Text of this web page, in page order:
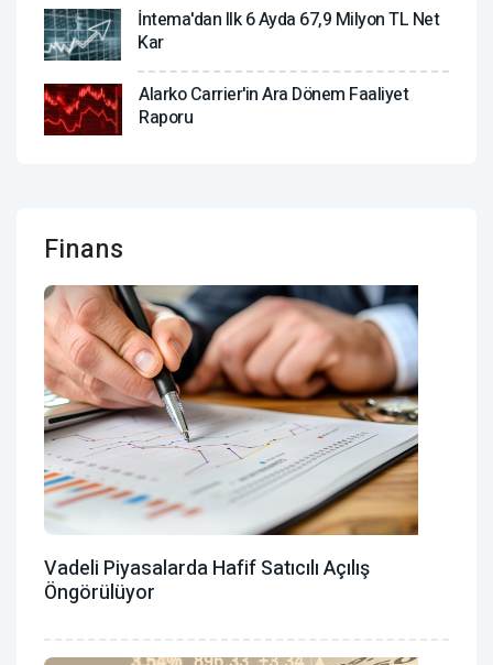
İntema'dan Ilk 6 Ayda 67,9 Milyon TL Net
Kar
Alarko Carrier'in Ara Dönem Faaliyet
Raporu
Finans
Vadeli Piyasalarda Hafif Satıcılı Açılış
Öngörülüyor